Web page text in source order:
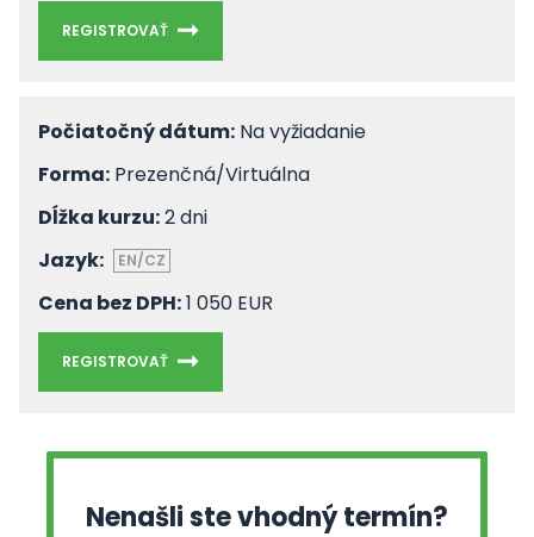
REGISTROVAŤ
Počiatočný dátum: Na vyžiadanie
Forma: Prezenčná/Virtuálna
Dĺžka kurzu:2 dni
Jazyk:
EN/CZ
Cena bez DPH:1 050 EUR
REGISTROVAŤ
Nenašli ste vhodný termín?